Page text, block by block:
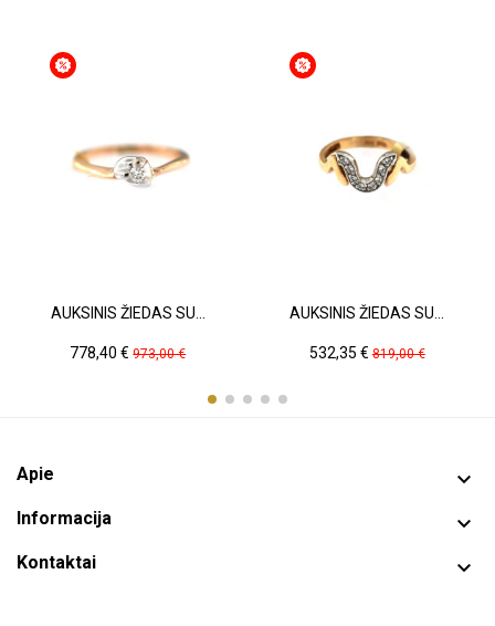
AUKSINIS ŽIEDAS SU...
Kaina
778,40 € Pradinė
973,00 €
AUKSINIS ŽIEDAS SU...
Kaina
532,35 €Pradinė
819,00 €
Apie 
Informacija 
Kontaktai 